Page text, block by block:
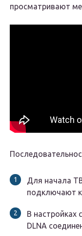
просматривают
Для начала
подключают
В настройках
DLNA